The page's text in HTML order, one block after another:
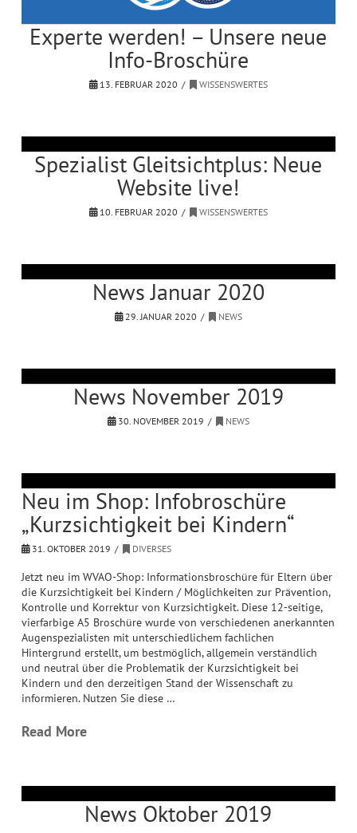
Experte werden! – Unsere neue
Info-Broschüre
13. FEBRUAR 2020 WISSENSWERTES
Spezialist Gleitsichtplus: Neue
Website live!
10. FEBRUAR 2020 WISSENSWERTES
News Januar 2020
29. JANUAR 2020 NEWS
News November 2019
30. NOVEMBER 2019 NEWS
Neu im Shop: Infobroschüre
„Kurzsichtigkeit bei Kindern“
31. OKTOBER 2019 DIVERSES
Jetzt neu im WVAO-Shop: Informationsbroschüre für Eltern über
die Kurzsichtigkeit bei Kindern / Möglichkeiten zur Prävention,
Kontrolle und Korrektur von Kurzsichtigkeit. Diese 12-seitige,
vierfarbige A5 Broschüre wurde von verschiedenen anerkannten
Augenspezialisten mit unterschiedlichem fachlichen
Hintergrund erstellt, um bestmöglich, allgemein verständlich
und neutral über die Problematik der Kurzsichtigkeit bei
Kindern und den derzeitigen Stand der Wissenschaft zu
informieren. Nutzen Sie diese …
Read More
News Oktober 2019